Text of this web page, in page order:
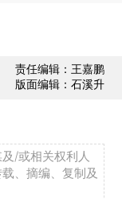
责任编辑：王嘉鹏
版面编辑：石溪升
/或相关权利人
、摘编、复制及